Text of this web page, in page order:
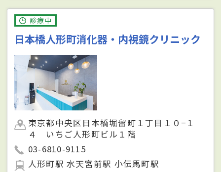
診療中
日本橋人形町消化器・内視鏡クリニック
東京都中央区日本橋堀留町１丁目１０−１
４ いちご人形町ビル１階
03-6810-9115
人形町駅 水天宮前駅 小伝馬町駅